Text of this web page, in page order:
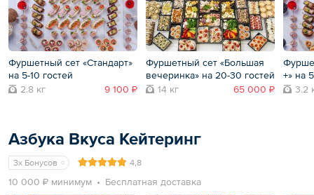
Фуршетный сет «Стандарт»
на 5-10 гостей
2.8 кг
9 100 ₽
Фуршетный сет «Большая
вечеринка» на 20-30 гостей
14 кг
65 000 ₽
+» на
3.2
Азбука Вкуса Кейтеринг
3x Бонусов 4,8
10 000 ₽ минимум Бесплатная доставка